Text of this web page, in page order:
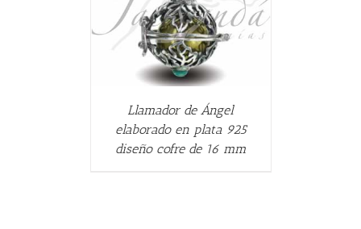
Llamador de Ángel
elaborado en plata 925
diseño cofre de 16 mm